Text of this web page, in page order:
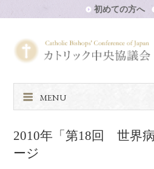
初めての方へ
MENU
2010年「第18回 世界
ージ